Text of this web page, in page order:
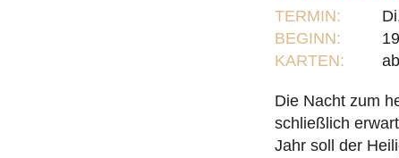
TERMIN:
BEGINN:
KARTEN:
Die Nacht zum
schließlich
Jahr soll der